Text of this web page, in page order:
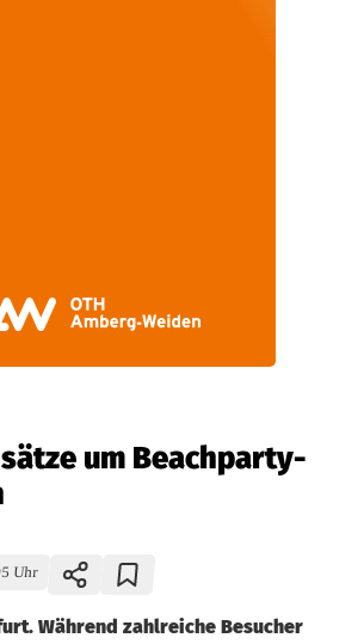
um Beachparty-
Uhr
Während zahlreiche Besucher